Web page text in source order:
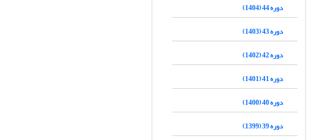
دوره 44 (1404)
دوره 43 (1403)
دوره 42 (1402)
دوره 41 (1401)
دوره 40 (1400)
دوره 39 (1399)